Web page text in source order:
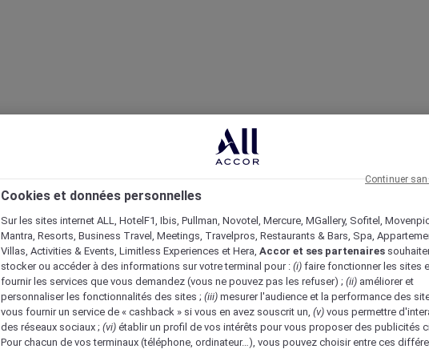
Cookies et données personnelles
Sur les sites internet ALL, HotelF1, Ibis, Pullman, Novotel, Mercure, MGallery, Sofitel,
Mantra, Resorts, Business Travel, Meetings, Travelpros, Restaurants & Bars, Spa,
Villas, Activities & Events, Limitless Experiences et Hera, Accor et ses partenaires
stocker ou accéder à des informations sur votre terminal pour : (i) faire fonctionner les sites
fournir les services que vous demandez (vous ne pouvez pas les refuser) ; (ii) améliorer et
personnaliser les fonctionnalités des sites ; (iii) mesurer l'audience et la performance des
vous fournir un service de « cashback » si vous en avez souscrit un, (v) vous permettre
des réseaux sociaux ; (vi) établir un profil de vos intérêts pour vous proposer des publicités
Pour chacun de vos terminaux (téléphone, ordinateur…), vous pouvez choisir entre ces
Continuer